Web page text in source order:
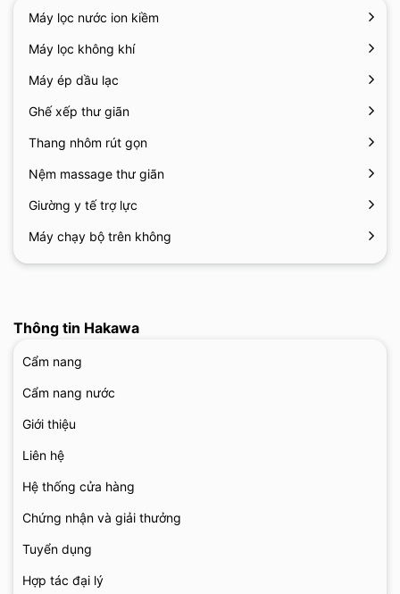
Máy lọc nước ion kiềm
Máy lọc không khí
Máy ép dầu lạc
Ghế xếp thư giãn
Thang nhôm rút gọn
Nệm massage thư giãn
Giường y tế trợ lực
Máy chạy bộ trên không
Thông tin Hakawa
Cẩm nang
Cẩm nang nước
Giới thiệu
Liên hệ
Hệ thống cửa hàng
Chứng nhận và giải thưởng
Tuyển dụng
Hợp tác đại lý